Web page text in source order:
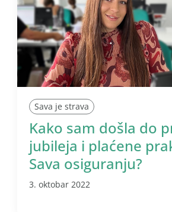
Sava je strava
Kako sam došla do
jubileja i plaćene
Sava osiguranju?
3. oktobar 2022